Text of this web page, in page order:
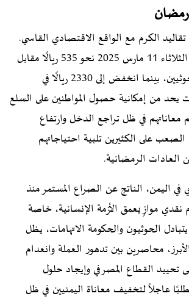
رمضان
الكرم مع الواقع الاقتصادي القاسي.
بلغ سعر الريال يوم الثلاثاء 11 مارس 2025 نحو 535 ريالًا مقابل
الدولار في مناطق الحوثيين، بينما انخفض إلى 2330 ريالًا في
يحد من إمكانية حصول المواطنين على السلع
معاناتهم في ظل تراجع الدخل وارتفاع
على الكثيرين تلبية احتياجاتهم
العادات الرمضانية.
في اليمن، الناتج عن الصراع المستمر منذ
نقدي موازٍ يعمق الأزمة الإنسانية، خاصة
الحوثيون والحكومة الاتهامات، يظل
محاصرين بين تدهور العملة وانعدام
تحييد القطاع المصرفي وإيجاد حلول
عاجلاً لتخفيف معاناة اليمنيين في ظل